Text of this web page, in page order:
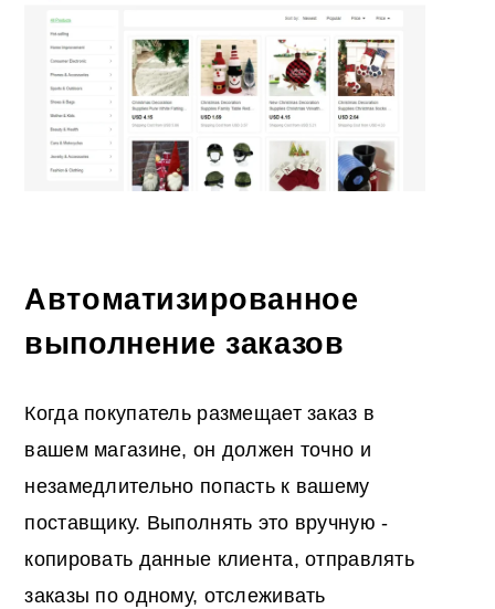
Автоматизированное
выполнение заказов
Когда покупатель размещает заказ в
вашем магазине, он должен точно и
незамедлительно попасть к вашему
поставщику. Выполнять это вручную -
копировать данные клиента, отправлять
заказы по одному, отслеживать